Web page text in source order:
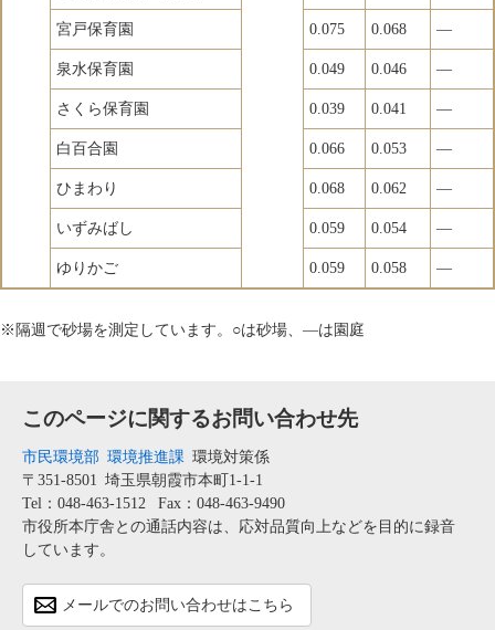
宮戸保育園 0.075 0.068 ―
泉水保育園 0.049 0.046 ―
さくら保育園 0.039 0.041 ―
白百合園 0.066 0.053 ―
ひまわり 0.068 0.062 ―
いずみばし 0.059 0.054 ―
ゆりかご 0.059 0.058 ―
※隔週で砂場を測定しています。○は砂場、―は園庭
このページに関するお問い合わせ先
市民環境部 環境推進課 環境対策係
〒351-8501 埼玉県朝霞市本町1-1-1
Tel：048-463-1512
Fax：048-463-9490
市役所本庁舎との通話内容は、応対品質向上などを目的に録音
しています。
メールでのお問い合わせはこちら